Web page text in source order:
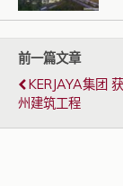
前一篇文章
KERJAYA集团
州建筑工程